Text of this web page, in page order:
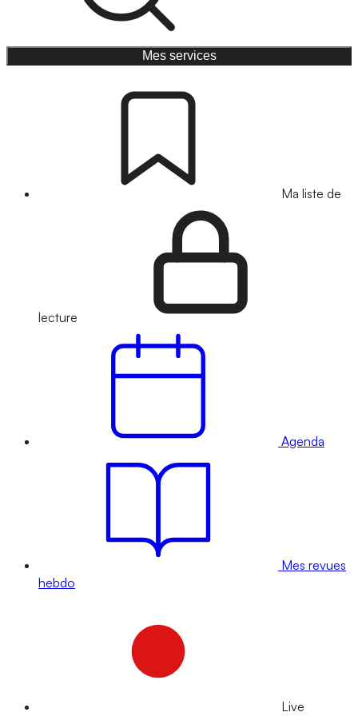
Mes services
Ma liste de
lecture
Agenda
Mes revues
hebdo
Live